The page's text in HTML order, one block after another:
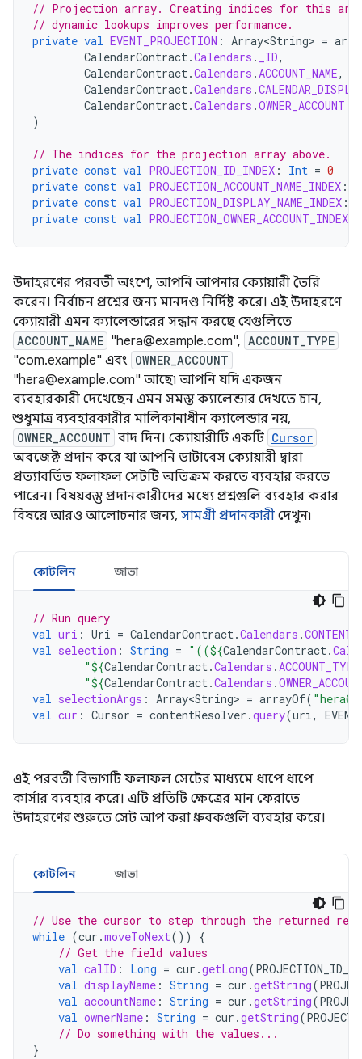
// Projection array. Creating indices for this
// dynamic lookups improves performance.
private val EVENT_PROJECTION : Array<String> =
CalendarContract.Calendars . _ID,
CalendarContract.Calendars .ACCOUNT_NAME,
CalendarContract.Calendars .
CalendarContract.Calendars .OWNER_ACCOUNT
)
// The indices for the projection array above.
private const val PROJECTION_ID_INDEX : Int = 0
private const val PROJECTION_ACCOUNT_NAME_INDEX :
private const val PROJECTION_DISPLAY_NAME_INDEX :
private const val PROJECTION_OWNER_ACCOUNT_INDEX
উদাহরণের পরবর্তী অংশে, আপনি আপনার ক্যোয়ারী তৈরি
করেন। নির্বাচন প্রশ্নের জন্য মানদণ্ড নির্দিষ্ট করে। এই উদাহরণে
ক্যোয়ারী এমন ক্যালেন্ডারের সন্ধান করছে যেগুলিতে
ACCOUNT_NAME "hera@example.com", ACCOUNT_TYPE
"com.example" এবং OWNER_ACCOUNT
"hera@example.com" আছে৷ আপনি যদি একজন
ব্যবহারকারী দেখেছেন এমন সমস্ত ক্যালেন্ডার দেখতে চান,
শুধুমাত্র ব্যবহারকারীর মালিকানাধীন ক্যালেন্ডার নয়,
OWNER_ACCOUNT বাদ দিন। ক্যোয়ারীটি একটি Cursor
অবজেক্ট প্রদান করে যা আপনি ডাটাবেস ক্যোয়ারী দ্বারা
প্রত্যাবর্তিত ফলাফল সেটটি অতিক্রম করতে ব্যবহার করতে
পারেন। বিষয়বস্তু প্রদানকারীদের মধ্যে প্রশ্নগুলি ব্যবহার করার
বিষয়ে আরও আলোচনার জন্য, সামগ্রী প্রদানকারী দেখুন৷
কোটলিন জাভা
// Run query
val uri : Uri = CalendarContract.Calendars .
val selection : String = "((${CalendarContract.
"${CalendarContract.Calendars .ACCOUNT_TYPE
"${CalendarContract.Calendars .
val selectionArgs : Array<String> = arrayOf(
val cur : Cursor = contentResolver .query(uri,
এই পরবর্তী বিভাগটি ফলাফল সেটের মাধ্যমে ধাপে ধাপে
কার্সার ব্যবহার করে। এটি প্রতিটি ক্ষেত্রের মান ফেরাতে
উদাহরণের শুরুতে সেট আপ করা ধ্রুবকগুলি ব্যবহার করে।
কোটলিন জাভা
// Use the cursor to step through the returned
while (cur .moveToNext())
{
// Get the field values
val calID : Long = cur .getLong(
val displayName : String = cur .getString(
val accountName : String = cur .getString(
val ownerName : String = cur .getString(
// Do something with the values...
}